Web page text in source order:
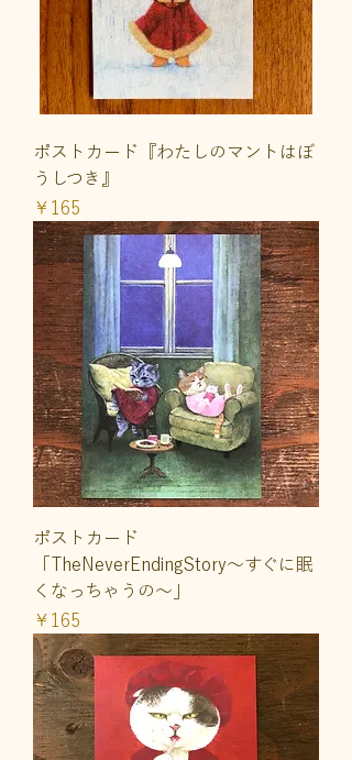
ポストカード『わたしのマントはぼ
うしつき』
価格
￥165
ポストカード
「TheNeverEndingStory〜すぐに眠
くなっちゃうの〜」
価格
￥165